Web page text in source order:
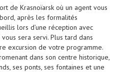
de Krasnoïarsk où un agent vous
bord, après les formalités
lors d’une réception avec
sera servi. Plus tard dans
excursion de votre programme.
dans son centre historique,
ses ponts, ses fontaines et une